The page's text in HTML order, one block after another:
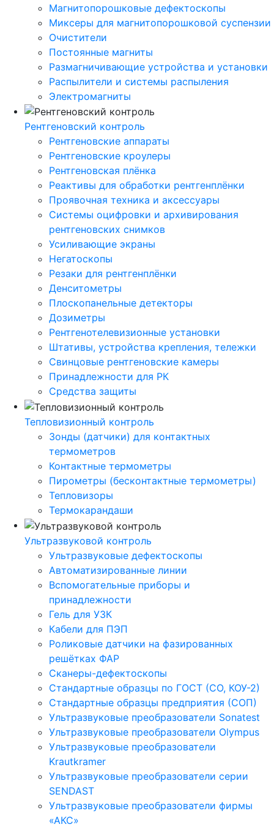
Магнитопорошковые дефектоскопы
Миксеры для магнитопорошковой суспензии
Очистители
Постоянные магниты
Размагничивающие устройства и установки
Распылители и системы распыления
Электромагниты
Рентгеновский контроль
Рентгеновские аппараты
Рентгеновские кроулеры
Рентгеновская плёнка
Реактивы для обработки рентгенплёнки
Проявочная техника и аксессуары
Системы оцифровки и архивирования
рентгеновских снимков
Усиливающие экраны
Негатоскопы
Резаки для рентгенплёнки
Денситометры
Плоскопанельные детекторы
Дозиметры
Рентгенотелевизионные установки
Штативы, устройства крепления, тележки
Свинцовые рентгеновские камеры
Принадлежности для РК
Средства защиты
Тепловизионный контроль
Зонды (датчики) для контактных
термометров
Контактные термометры
Пирометры (бесконтактные термометры)
Тепловизоры
Термокарандаши
Ультразвуковой контроль
Ультразвуковые дефектоскопы
Автоматизированные линии
Вспомогательные приборы и
принадлежности
Гель для УЗК
Кабели для ПЭП
Роликовые датчики на фазированных
решётках ФАР
Сканеры-дефектоскопы
Стандартные образцы по ГОСТ (СО, КОУ-2)
Стандартные образцы предприятия (СОП)
Ультразвуковые преобразователи Sonatest
Ультразвуковые преобразователи Olympus
Ультразвуковые преобразователи
Krautkramer
Ультразвуковые преобразователи серии
SENDAST
Ультразвуковые преобразователи фирмы
«АКС»